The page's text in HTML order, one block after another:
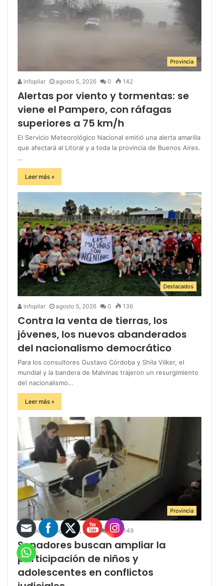
Provincia
infopilar agosto 5, 2026 0 142
Alertas por viento y tormentas: se
viene el Pampero, con ráfagas
superiores a 75 km/h
El Servicio Meteorológico Nacional emitió una alerta amarilla
que afectará al Litoral y a toda la provincia de Buenos Aires.
…
Leer más »
Destacados
infopilar agosto 5, 2026 0 136
Contra la venta de tierras, los
jóvenes, los nuevos abanderados
del nacionalismo democrático
Para los consultores Gustavo Córdoba y Shila Vilker, el
mundial y la bandera de Malvinas trajeron un resurgimiento
del nacionalismo…
Leer más »
Provincia
infopilar agosto 4, 2026 0 149
Senadores buscan ampliar la
participación de niños y
adolescentes en conflictos